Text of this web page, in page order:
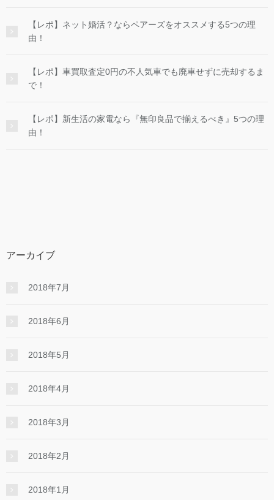
【レポ】ネット婚活？ならペアーズをオススメする5つの理
由！
【レポ】車買取査定0円の不人気車でも廃車せずに売却するま
で！
【レポ】新生活の家電なら『無印良品で揃えるべき』5つの理
由！
アーカイブ
2018年7月
2018年6月
2018年5月
2018年4月
2018年3月
2018年2月
2018年1月